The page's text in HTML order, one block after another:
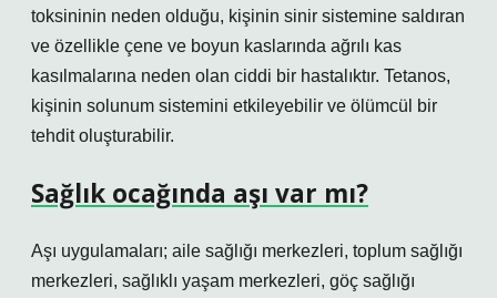
toksininin neden olduğu, kişinin sinir sistemine saldıran
ve özellikle çene ve boyun kaslarında ağrılı kas
kasılmalarına neden olan ciddi bir hastalıktır. Tetanos,
kişinin solunum sistemini etkileyebilir ve ölümcül bir
tehdit oluşturabilir.
Sağlık ocağında aşı var mı?
Aşı uygulamaları; aile sağlığı merkezleri, toplum sağlığı
merkezleri, sağlıklı yaşam merkezleri, göç sağlığı